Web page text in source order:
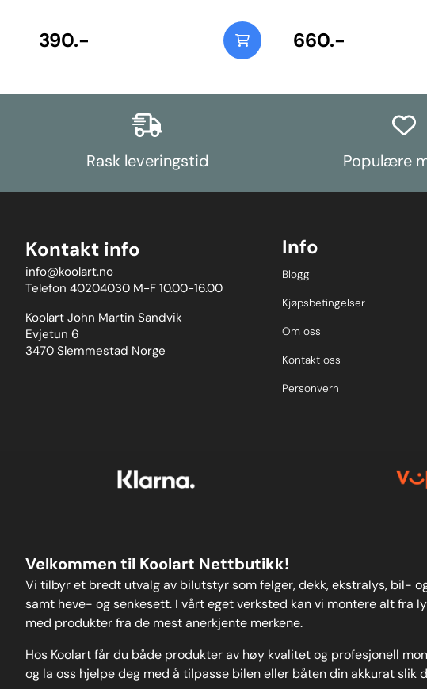
390.-
inner sleeve, and supporting
premium engineered, high-
alternative to the OE rubber
660.-
Rask leveringstid Populære
Kontakt info
info@koolart.no
Telefon 40204030 M-F 10.00-16.00
Koolart John Martin Sandvik
Evjetun 6
3470 Slemmestad Norge
Info
Blogg
Kjøpsbetingelser
Om oss
Kontakt oss
Personvern
Velkommen til Koolart Nettbutikk!
Vi tilbyr et bredt utvalg av bilutstyr som felger, dekk, ekstralys, bil-
samt heve- og senkesett. I vårt eget verksted kan vi montere alt fra
med produkter fra de mest anerkjente merkene.
Hos Koolart får du både produkter av høy kvalitet og profesjonell
og la oss hjelpe deg med å tilpasse bilen eller båten din akkurat slik